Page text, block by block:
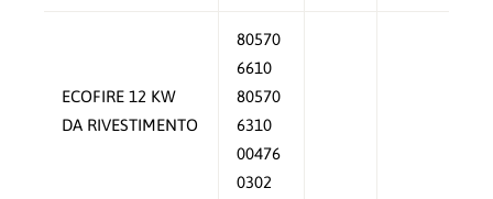
ECOFIRE 12 KW
DA RIVESTIMENTO
80570
6610
80570
6310
00476
0302